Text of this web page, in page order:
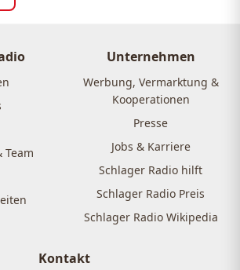
Team
Unternehmen
Werbung, Vermarktung &
Kooperationen
Presse
Jobs & Karriere
Schlager Radio hilft
Schlager Radio Preis
Schlager Radio Wikipedia
Kontakt